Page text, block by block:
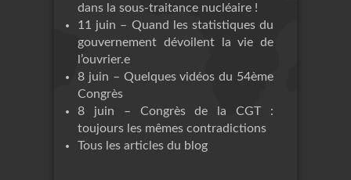
dans la sous-traitance nucléaire !
11 juin – Quand les statistiques du
gouvernement dévoilent la vie de
l’ouvrier.e
8 juin – Quelques vidéos du 54ème
Congrès
8 juin – Congrès de la CGT :
toujours les mêmes contradictions
Tous les articles du blog